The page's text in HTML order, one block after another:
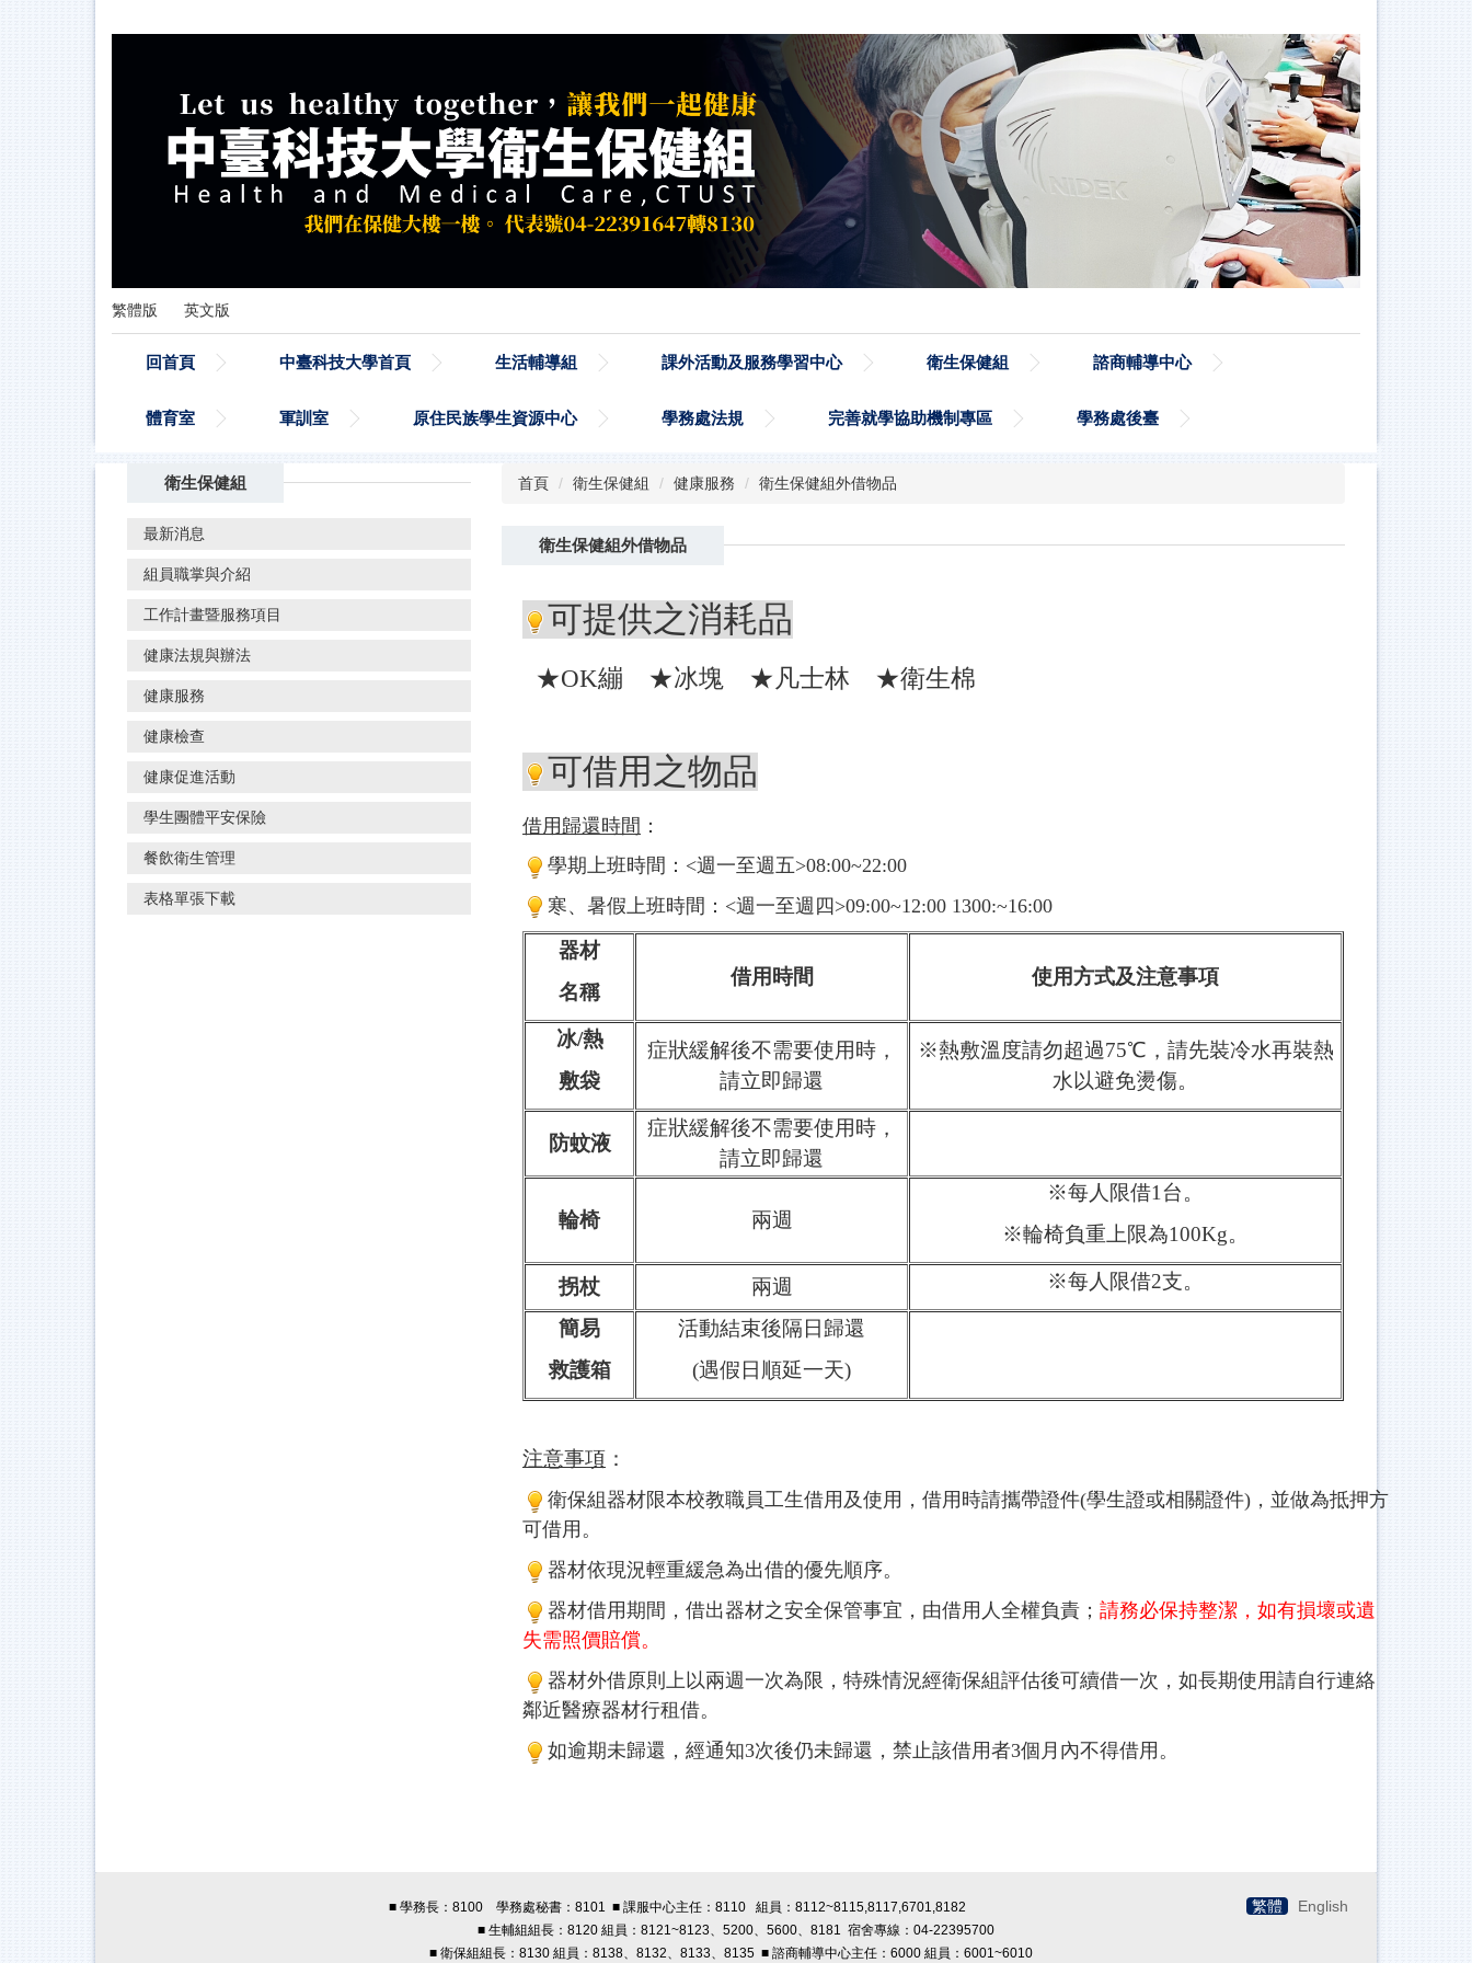
繁體版 英文版
回首頁 中臺科技大學首頁 生活輔導組 課外活動及服務學習中心 衛生保健組 諮商輔導中心
體育室 軍訓室 原住民族學生資源中心 學務處法規 完善就學協助機制專區 學務處後臺
衛生保健組
最新消息
組員職掌與介紹
工作計畫暨服務項目
健康法規與辦法
健康服務
健康檢查
健康促進活動
學生團體平安保險
餐飲衛生管理
表格單張下載
首頁 衛生保健組 健康服務 衛生保健組外借物品
衛生保健組外借物品
可提供之消耗品
★OK繃 ★冰塊 ★凡士林 ★衛生棉
可借用之物品
借用歸還時間 ：
學期上班時間： <週一至週五>08:00~22:00
寒、暑假上班時間： <週一至週四>09:00~12:00 1300:~16:00
器材
名稱
借用時間 使用方式及注意事項
冰/熱
敷袋
症狀緩解後不需要使用時，
請立即歸還
※熱敷溫度請勿超過75℃，請先裝冷水再裝熱
水以避免燙傷。
防蚊液
症狀緩解後不需要使用時，
請立即歸還
輪椅 兩週
※每人限借1台。
※輪椅負重上限為100Kg。
拐杖 兩週 ※每人限借2支。
簡易
救護箱
活動結束後隔日歸還
(遇假日順延一天)
注意事項 ：
衛保組器材限本校教職員工生借用及使用，借用時請攜帶證件(學生證或相關證件)，並做為抵押方
可借用。
器材依現況輕重緩急為出借的優先順序。
器材借用期間，借出器材之安全保管事宜，由借用人全權負責； 請務必保持整潔，如有損壞或遺
失需照價賠償。
器材外借原則上以兩週一次為限，特殊情況經衛保組評估後可續借一次，如長期使用請自行連絡
鄰近醫療器材行租借。
如逾期未歸還，經通知3次後仍未歸還，禁止該借用者3個月內不得借用。
繁體 English
■ 學務長：8100 學務處秘書：8101 ■ 課服中心主任：8110 組員：8112~8115,8117,6701,8182
■ 生輔組組長：8120 組員：8121~8123、5200、5600、8181 宿舍專線：04-22395700
■ 衛保組組長：8130 組員：8138、8132、8133、8135 ■ 諮商輔導中心主任：6000 組員：6001~6010